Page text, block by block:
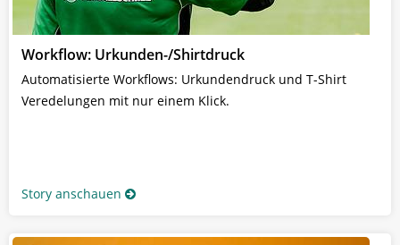
Workflow: Urkunden-/Shirtdruck
Automatisierte Workflows: Urkundendruck und T-Shirt
Veredelungen mit nur einem Klick.
Story anschauen